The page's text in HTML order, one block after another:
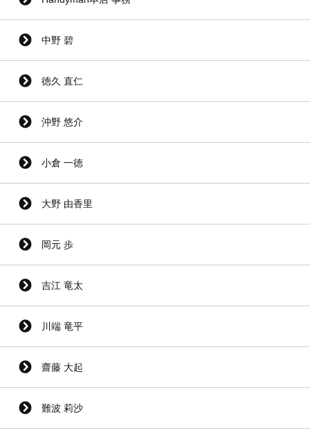
中野 碧
徳久 直仁
沖野 悠介
小倉 一徳
大野 由香里
岡元 歩
吉江 竜太
川端 竜平
齋藤 大起
難波 莉沙